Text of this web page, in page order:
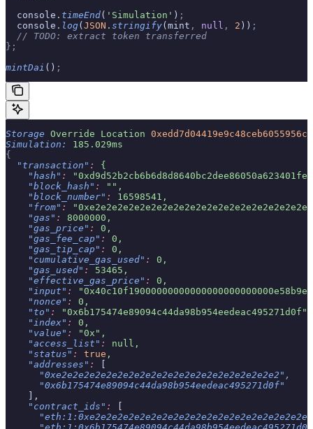
  console
. timeEnd( 'Simulation' ) ;
  console
. log(JSON . stringify(mint , null , 2 )) ;
  // TODO: extract token transferred
};
mintDai () ;
Storage Override Location
Simulation:
185.029ms
{
  "transaction"
:
{
    "hash"
:
    "block_hash"
:
"",
    "block_number"
:
16598541,
    "from"
:
    "gas"
:
8000000,
    "gas_price"
:
0,
    "gas_fee_cap"
:
0,
    "gas_tip_cap"
:
0,
    "cumulative_gas_used"
:
0,
    "gas_used"
:
53465,
    "effective_gas_price"
:
0,
    "input"
:
    "nonce"
:
0,
    "to"
:
"0x6b175474e89094c44da98b954eedeac495271d0f",
    "index"
:
0,
    "value"
:
"0x",
    "access_list"
:
null,
    "status"
: true ,
    "addresses"
:
[
      "0xe2e2e2e2e2e2e2e2e2e2e2e2e2e2e2e2e2e2e2e2"
,
      "0x6b175474e89094c44da98b954eedeac495271d0f"
    ],
    "contract_ids"
:
[